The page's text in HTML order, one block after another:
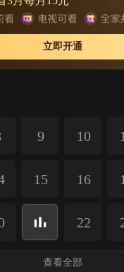
立即开通
9 10
15 16
22
查看全部